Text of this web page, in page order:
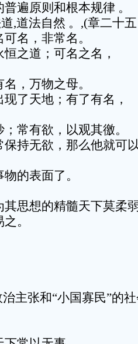
遍原则和根本规律 。
,道法自然 。,(章二十
名，非常名。
之道；可名之名，
，万物之母。
了天地；有了有名，
常有欲，以观其徼。
保持无欲，那么他就可
的表面了。
思想的精髓天下莫柔
。
主张和“小国寡民”的